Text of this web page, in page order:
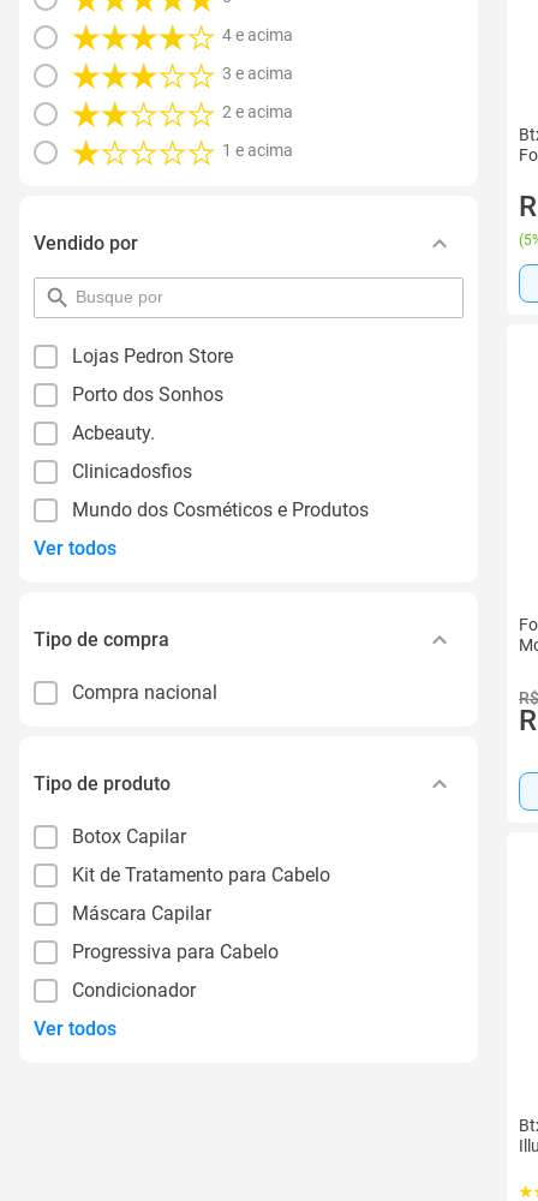
4 e acima
3 e acima
2 e acima
1 e acima
Vendido por
pesquisar
por
Lojas Pedron Store
Porto dos Sonhos
Acbeauty.
Clinicadosfios
Mundo dos Cosméticos e Produtos
Ver todos
Tipo de compra
Compra nacional
Tipo de produto
Botox Capilar
Kit de Tratamento para Cabelo
Máscara Capilar
Progressiva para Cabelo
Condicionador
Ver todos
(